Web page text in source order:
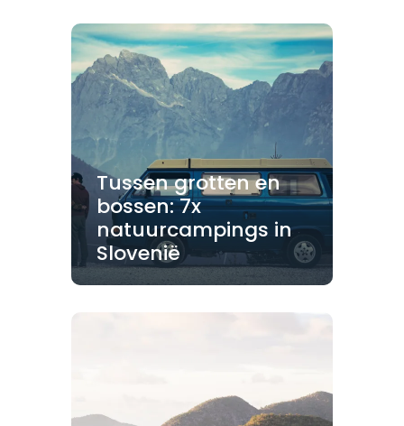
Tussen grotten en
bossen: 7x
natuurcampings in
Slovenië